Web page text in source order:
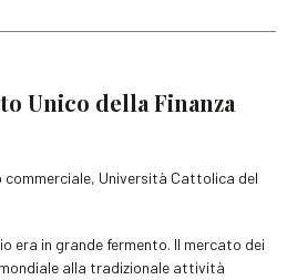
Unico della Finanza
Università Cattolica del
era in grande fermento. Il mercato dei
alla tradizionale attività